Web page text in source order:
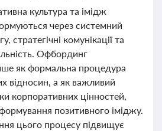
культура та імідж
через системний
стратегічні комунікації та
Офбординг
як формальна процедура
відносин, а як важливий
корпоративних цінностей,
позитивного іміджу.
цього процесу підвищує